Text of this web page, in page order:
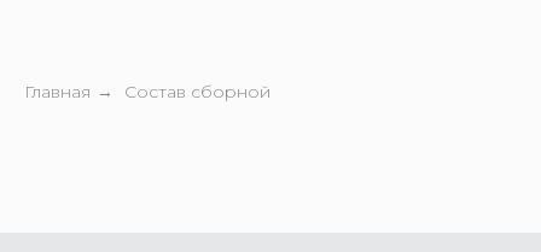
Главная → Состав сборной